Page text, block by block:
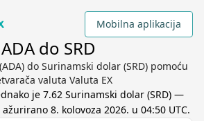
Mobilna aplikacija
ADA do SRD
do Surinamski dolar (SRD) pomoću
valuta Valuta EX
je 7.62 Surinamski dolar(SRD) —
8. kolovoza 2026. u 04:50 UTC.